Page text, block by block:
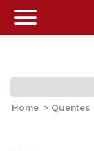
Home > Quentes